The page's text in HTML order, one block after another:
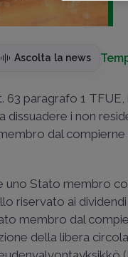
Ascolta la news
63 paragrafo 1 TFUE,
dissuadere i non
dal compierne
uno Stato membro
riservato ai
membro dal
della libera